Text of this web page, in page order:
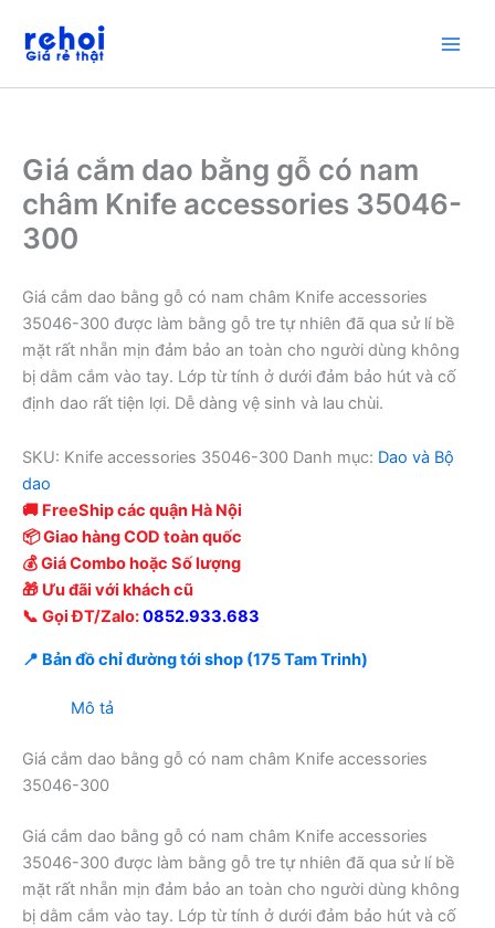
dung
Giá cắm dao bằng gỗ có nam
châm Knife accessories 35046-
300
Giá cắm dao bằng gỗ có nam châm Knife accessories
35046-300 được làm bằng gỗ tre tự nhiên đã qua sử lí bề
mặt rất nhẵn mịn đảm bảo an toàn cho người dùng không
bị dằm cắm vào tay. Lớp từ tính ở dưới đảm bảo hút và cố
định dao rất tiện lợi. Dễ dàng vệ sinh và lau chùi.
SKU: Knife accessories 35046-300 Danh mục: Dao và Bộ
dao
🚚 FreeShip các quận Hà Nội
📦 Giao hàng COD toàn quốc
💰 Giá Combo hoặc Số lượng
🎁 Ưu đãi với khách cũ
📞 Gọi ĐT/Zalo:0852.933.683
📍 Bản đồ chỉ đường tới shop (175 Tam Trinh)
Mô tả
Giá cắm dao bằng gỗ có nam châm Knife accessories
35046-300
Giá cắm dao bằng gỗ có nam châm Knife accessories
35046-300 được làm bằng gỗ tre tự nhiên đã qua sử lí bề
mặt rất nhẵn mịn đảm bảo an toàn cho người dùng không
bị dằm cắm vào tay. Lớp từ tính ở dưới đảm bảo hút và cố